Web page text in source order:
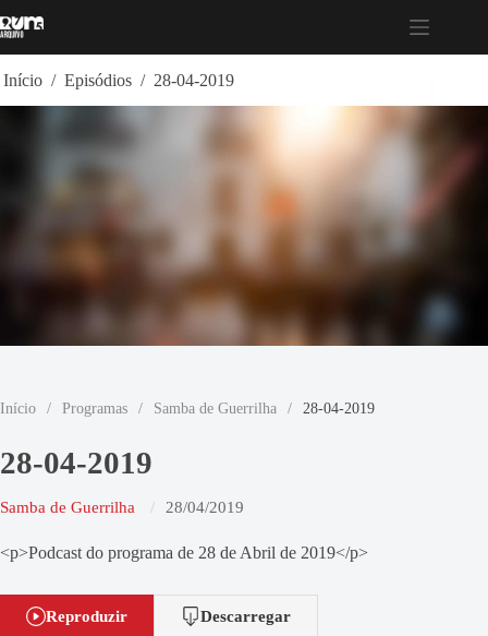
para
Início / Episódios / 28-04-2019
Início / Programas / Samba de Guerrilha / 28-04-2019
28-04-2019
Samba de Guerrilha 28/04/2019
<p>Podcast do programa de 28 de Abril de 2019</p>
Reproduzir Descarregar